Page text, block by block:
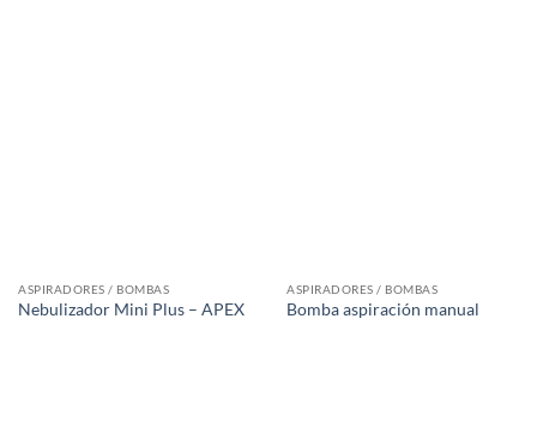
ASPIRADORES / BOMBAS
Nebulizador Mini Plus – APEX
ASPIRADORES / BOMBAS
Bomba aspiración manual